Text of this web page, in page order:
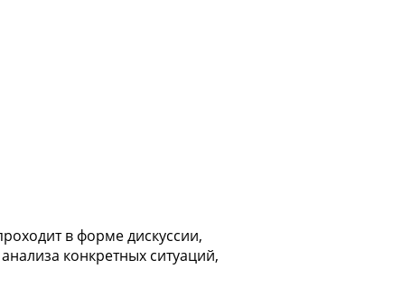
в форме дискуссии,
конкретных ситуаций,